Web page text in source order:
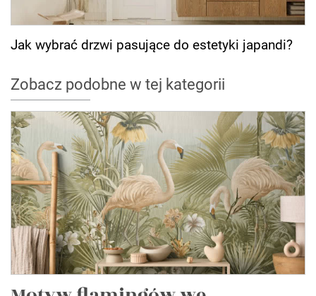
Jak wybrać drzwi pasujące do estetyki japandi?
Zobacz podobne w tej kategorii